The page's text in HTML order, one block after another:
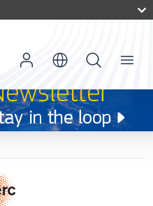
Menu